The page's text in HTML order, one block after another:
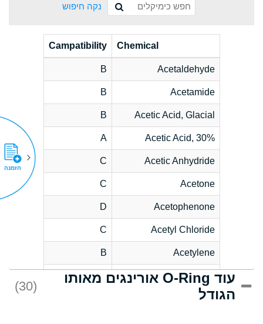
נקה חיפוש
Chemical
Campatibility
Acetaldehyde
B
Acetamide
B
Acetic Acid, Glacial
B
Acetic Acid, 30%
A
Acetic Anhydride
C
Acetone
C
Acetophenone
D
Acetyl Chloride
C
Acetylene
B
Acrlylonitrile
D
Adipic Acid
עוד O-Ring אורינגים מאותו
הגודל
(30)
הזמנה